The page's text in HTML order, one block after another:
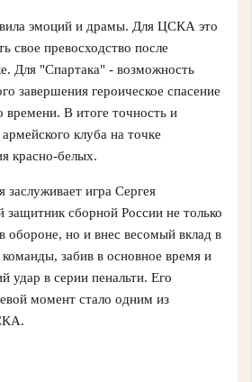
эмоций и драмы. Для ЦСКА это
свое превосходство после
Для "Спартака" - возможность
завершения героическое спасение
времени. В итоге точность и
клуба на точке
красно-белых.
заслуживает игра Сергея
сборной России не только
обороне, но и внес весомый вклад в
забив в основное время и
удар в серии пенальти. Его
момент стало одним из